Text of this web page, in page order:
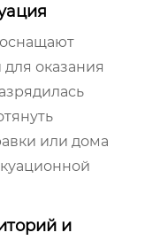
оказания
или дома
и